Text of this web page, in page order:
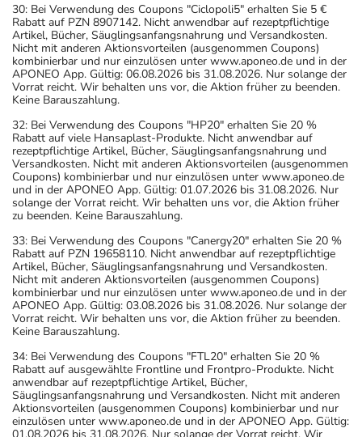
30: Bei Verwendung des Coupons "Ciclopoli5" erhalten Sie 5 €
Rabatt auf PZN 8907142. Nicht anwendbar auf rezeptpflichtige
Artikel, Bücher, Säuglingsanfangsnahrung und Versandkosten.
Nicht mit anderen Aktionsvorteilen (ausgenommen Coupons)
kombinierbar und nur einzulösen unter www.aponeo.de und in der
APONEO App. Gültig: 06.08.2026 bis 31.08.2026. Nur solange der
Vorrat reicht. Wir behalten uns vor, die Aktion früher zu beenden.
Keine Barauszahlung.
32: Bei Verwendung des Coupons "HP20" erhalten Sie 20 %
Rabatt auf viele Hansaplast-Produkte. Nicht anwendbar auf
rezeptpflichtige Artikel, Bücher, Säuglingsanfangsnahrung und
Versandkosten. Nicht mit anderen Aktionsvorteilen (ausgenommen
Coupons) kombinierbar und nur einzulösen unter www.aponeo.de
und in der APONEO App. Gültig: 01.07.2026 bis 31.08.2026. Nur
solange der Vorrat reicht. Wir behalten uns vor, die Aktion früher
zu beenden. Keine Barauszahlung.
33: Bei Verwendung des Coupons "Canergy20" erhalten Sie 20 %
Rabatt auf PZN 19658110. Nicht anwendbar auf rezeptpflichtige
Artikel, Bücher, Säuglingsanfangsnahrung und Versandkosten.
Nicht mit anderen Aktionsvorteilen (ausgenommen Coupons)
kombinierbar und nur einzulösen unter www.aponeo.de und in der
APONEO App. Gültig: 03.08.2026 bis 31.08.2026. Nur solange der
Vorrat reicht. Wir behalten uns vor, die Aktion früher zu beenden.
Keine Barauszahlung.
34: Bei Verwendung des Coupons "FTL20" erhalten Sie 20 %
Rabatt auf ausgewählte Frontline und Frontpro-Produkte. Nicht
anwendbar auf rezeptpflichtige Artikel, Bücher,
Säuglingsanfangsnahrung und Versandkosten. Nicht mit anderen
Aktionsvorteilen (ausgenommen Coupons) kombinierbar und nur
einzulösen unter www.aponeo.de und in der APONEO App. Gültig: